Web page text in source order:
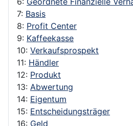
7: Basis
8: Profit Center
9: Kaffeekasse
10: Verkaufsprospekt
11: Händler
12: Produkt
13: Abwertung
14: Eigentum
15: Entscheidungsträger
16: Geld